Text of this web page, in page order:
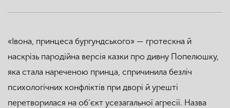
«Івона, принцеса бургундського» — гротескна й
наскрізь пародійна версія казки про дивну Попелюшку,
яка стала нареченою принца, спричинила безліч
психологічних конфліктів при дворі й урешті
перетворилася на об’єкт усезагальної агресії. Назва